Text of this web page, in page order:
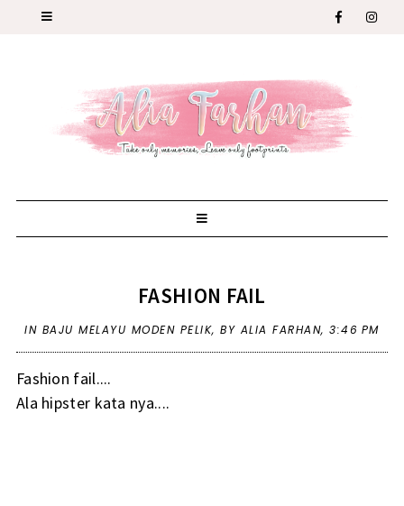
FASHION FAIL
IN BAJU MELAYU MODEN PELIK,BY ALIA FARHAN,3:46 PM
Fashion fail....
Ala hipster kata nya....